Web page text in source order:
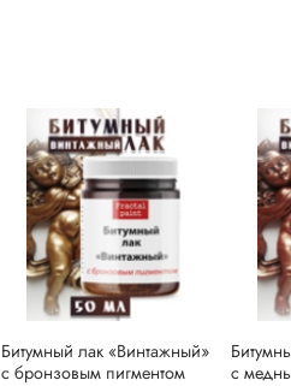
Битумный лак «Винтажный»
с бронзовым пигментом
с